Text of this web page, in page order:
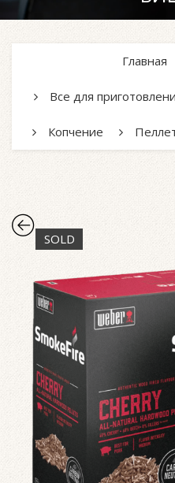
Главная
Все для
Копчение
SOLD